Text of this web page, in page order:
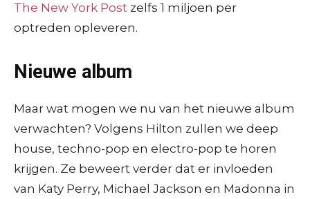
The New York Post zelfs 1 miljoen per
optreden opleveren.
Nieuwe album
Maar wat mogen we nu van het nieuwe album
verwachten? Volgens Hilton zullen we deep
house, techno-pop en electro-pop te horen
krijgen. Ze beweert verder dat er invloeden
van Katy Perry, Michael Jackson en Madonna in